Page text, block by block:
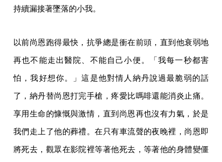
持續漏接著墜落的小我。
以前尚恩跑得最快，抗爭總是衝在前頭，直到他衰弱地
再也不能走出醫院、不能自己小便。「我每一秒都害
怕，我好想你。」這是他對情人納丹說過最脆弱的話
了，納丹替尚恩打完手槍，疼愛比嗎啡還能消炎止痛。
享用生命的慷慨與激情，直到尚恩再也沒有力氣，於是
我們走上了他的葬禮。在只有車流聲的夜晚裡，尚恩即
將死去，觀眾在影院裡等著他死去，等著他的身體變僵